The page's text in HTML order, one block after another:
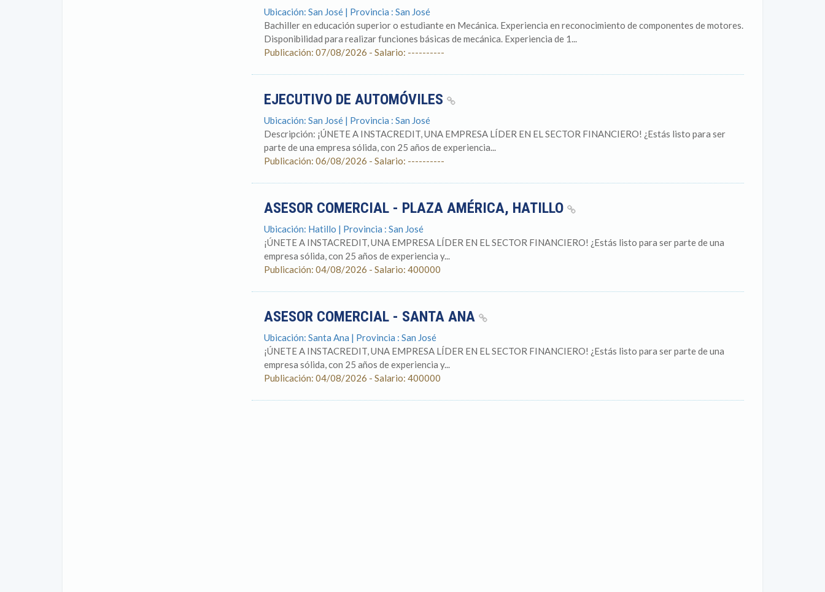
Ubicación: San José | Provincia : San José
Bachiller en educación superior o estudiante en Mecánica. Experiencia en reconocimiento de componentes de motores.
Disponibilidad para realizar funciones básicas de mecánica. Experiencia de 1...
Publicación: 07/08/2026 - Salario: ----------
EJECUTIVO DE AUTOMÓVILES
Ubicación: San José | Provincia : San José
Descripción: ¡ÚNETE A INSTACREDIT, UNA EMPRESA LÍDER EN EL SECTOR FINANCIERO! ¿Estás listo para ser
parte de una empresa sólida, con 25 años de experiencia...
Publicación: 06/08/2026 - Salario: ----------
ASESOR COMERCIAL - PLAZA AMÉRICA, HATILLO
Ubicación: Hatillo | Provincia : San José
¡ÚNETE A INSTACREDIT, UNA EMPRESA LÍDER EN EL SECTOR FINANCIERO! ¿Estás listo para ser parte de una
empresa sólida, con 25 años de experiencia y...
Publicación: 04/08/2026 - Salario: 400000
ASESOR COMERCIAL - SANTA ANA
Ubicación: Santa Ana | Provincia : San José
¡ÚNETE A INSTACREDIT, UNA EMPRESA LÍDER EN EL SECTOR FINANCIERO! ¿Estás listo para ser parte de una
empresa sólida, con 25 años de experiencia y...
Publicación: 04/08/2026 - Salario: 400000